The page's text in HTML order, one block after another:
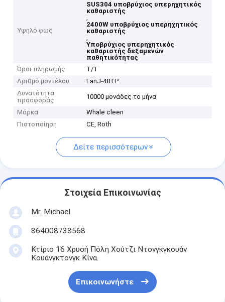
Υψηλό φως
SUS304 υποβρύχιος υπερηχητικός
καθαριστής
,
2400W υποβρύχιος υπερηχητικός
καθαριστής
,
Υποβρύχιος υπερηχητικός
καθαριστής δεξαμενών
παθητικότητας
Όροι πληρωμής
T/T
Αριθμό μοντέλου
LanJ-48TP
Δυνατότητα
προσφοράς
10000 μονάδες το μήνα
Μάρκα
Whale cleen
Πιστοποίηση
CE, Roth
Δείτε περισσότερων
Στοιχεία Επικοινωνίας
Mr. Michael
864008738568
Κτίριο 16 Χρυσή Πόλη Χούτζι Ντονγκγκουάν
Κουάνγκτονγκ Κίνα.
Επικοινωνήστε